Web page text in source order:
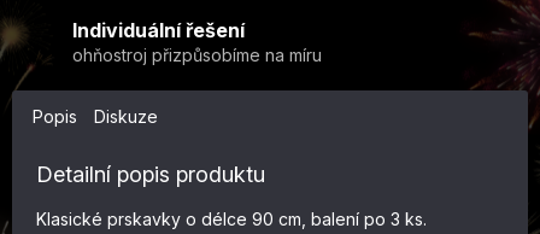
Individuální řešení
ohňostroj přizpůsobíme na míru
Popis Diskuze
Detailní popis produktu
Klasické prskavky o délce 90 cm, balení po 3 ks.